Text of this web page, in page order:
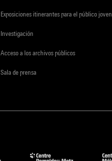
Exposiciones itinerantes para el público joven
Investigación
Acceso a los archivos públicos
Sala de prensa